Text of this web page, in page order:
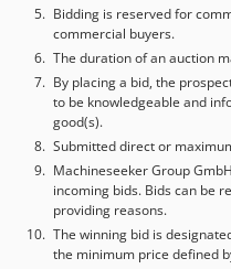
Bidding is reserved for
commercial buyers.
The duration of an auction
By placing a bid, the
to be knowledgeable and
good(s).
Submitted direct or
Machineseeker Group
incoming bids. Bids can be
providing reasons.
The winning bid is
the minimum price defined